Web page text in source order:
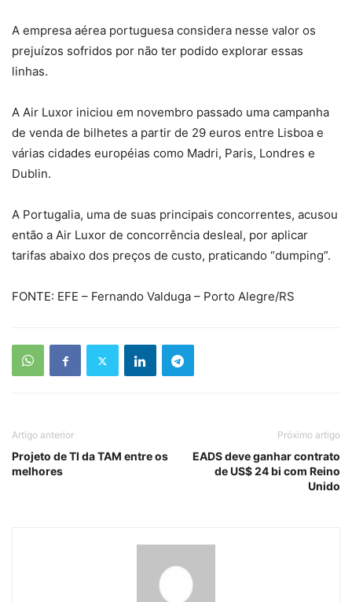
A empresa aérea portuguesa considera nesse valor os
prejuízos sofridos por não ter podido explorar essas
linhas.
A Air Luxor iniciou em novembro passado uma campanha
de venda de bilhetes a partir de 29 euros entre Lisboa e
várias cidades européias como Madri, Paris, Londres e
Dublin.
A Portugalia, uma de suas principais concorrentes, acusou
então a Air Luxor de concorrência desleal, por aplicar
tarifas abaixo dos preços de custo, praticando “dumping”.
FONTE: EFE – Fernando Valduga – Porto Alegre/RS
Artigo anterior
Projeto de TI da TAM entre os
melhores
Próximo artigo
EADS deve ganhar contrato
de US$ 24 bi com Reino
Unido